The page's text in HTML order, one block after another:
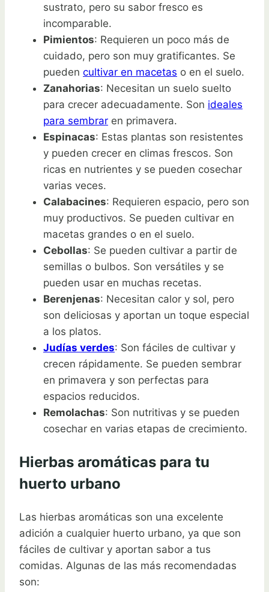
sustrato, pero su sabor fresco es
incomparable.
Pimientos: Requieren un poco más de
cuidado, pero son muy gratificantes. Se
pueden cultivar en macetas o en el suelo.
Zanahorias: Necesitan un suelo suelto
para crecer adecuadamente. Son ideales
para sembrar en primavera.
Espinacas: Estas plantas son resistentes
y pueden crecer en climas frescos. Son
ricas en nutrientes y se pueden cosechar
varias veces.
Calabacines: Requieren espacio, pero son
muy productivos. Se pueden cultivar en
macetas grandes o en el suelo.
Cebollas: Se pueden cultivar a partir de
semillas o bulbos. Son versátiles y se
pueden usar en muchas recetas.
Berenjenas: Necesitan calor y sol, pero
son deliciosas y aportan un toque especial
a los platos.
Judías verdes: Son fáciles de cultivar y
crecen rápidamente. Se pueden sembrar
en primavera y son perfectas para
espacios reducidos.
Remolachas: Son nutritivas y se pueden
cosechar en varias etapas de crecimiento.
Hierbas aromáticas para tu
huerto urbano
Las hierbas aromáticas son una excelente
adición a cualquier huerto urbano, ya que son
fáciles de cultivar y aportan sabor a tus
comidas. Algunas de las más recomendadas
son: